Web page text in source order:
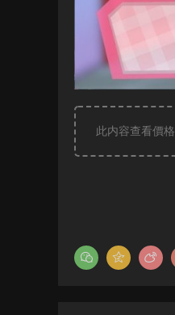
此内容查看價格